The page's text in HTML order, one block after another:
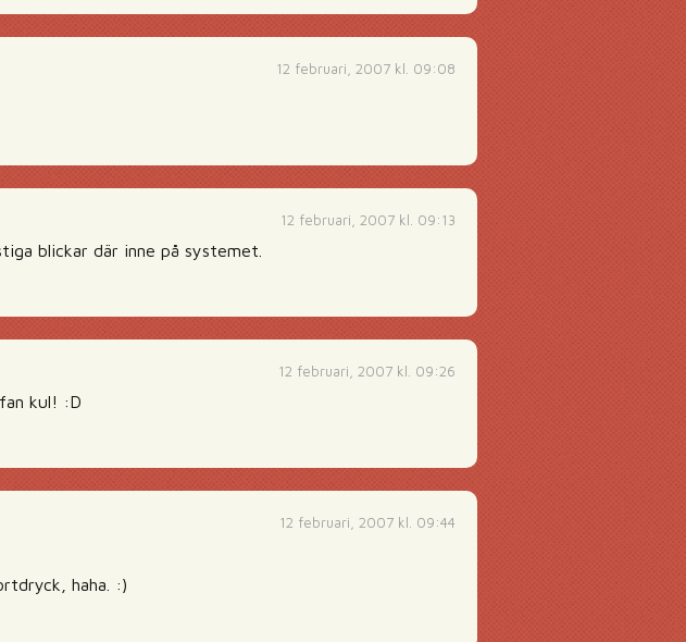
12 februari, 2007 kl. 09:08
12 februari, 2007 kl. 09:13
blickar där inne på systemet.
12 februari, 2007 kl. 09:26
kul! :D
12 februari, 2007 kl. 09:44
haha. :)